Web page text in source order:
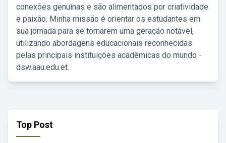
conexões genuínas e são alimentados por criatividade
e paixão. Minha missão é orientar os estudantes em
sua jornada para se tornarem uma geração notável,
utilizando abordagens educacionais reconhecidas
pelas principais instituições acadêmicas do mundo -
dsw.aau.edu.et.
Top Post